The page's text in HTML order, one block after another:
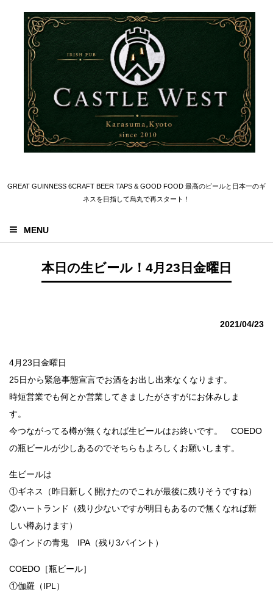
GREAT GUINNESS 6CRAFT BEER TAPS & GOOD FOOD 最高のビールと日本一のギ
ネスを目指して烏丸で再スタート！
MENU
本日の生ビール！4月23日金曜日
2021/04/23
4月23日金曜日
25日から緊急事態宣言でお酒をお出し出来なくなります。
時短営業でも何とか営業してきましたがさすがにお休みしま
す。
今つながってる樽が無くなれば生ビールはお終いです。 COEDO
の瓶ビールが少しあるのでそちらもよろしくお願いします。
生ビールは
①ギネス（昨日新しく開けたのでこれが最後に残りそうですね）
②ハートランド（残り少ないですが明日もあるので無くなれば新
しい樽あけます）
③インドの青鬼 IPA（残り3パイント）
COEDO［瓶ビール］
①伽羅（IPL）